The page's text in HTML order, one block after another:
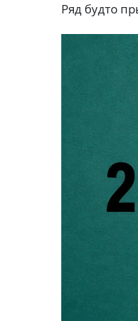
Ряд будто